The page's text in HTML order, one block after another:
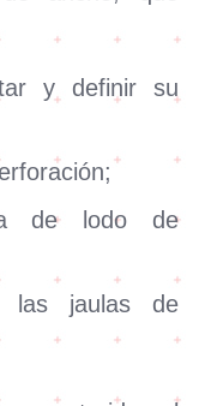
y definir su
de lodo de
las jaulas de